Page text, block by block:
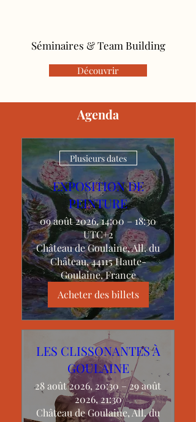
Séminaires & Team Building
Découvrir
Agenda
Plusieurs dates
EXPOSITION DE
PEINTURE
09 août 2026, 14:00 – 18:30
UTC+2
Château de Goulaine, All. du
Château, 44115 Haute-
Goulaine, France
Acheter des billets
LES CLISSONANTES À
GOULAINE
28 août 2026, 20:30 – 29 août
2026, 21:30
Château de Goulaine, All. du